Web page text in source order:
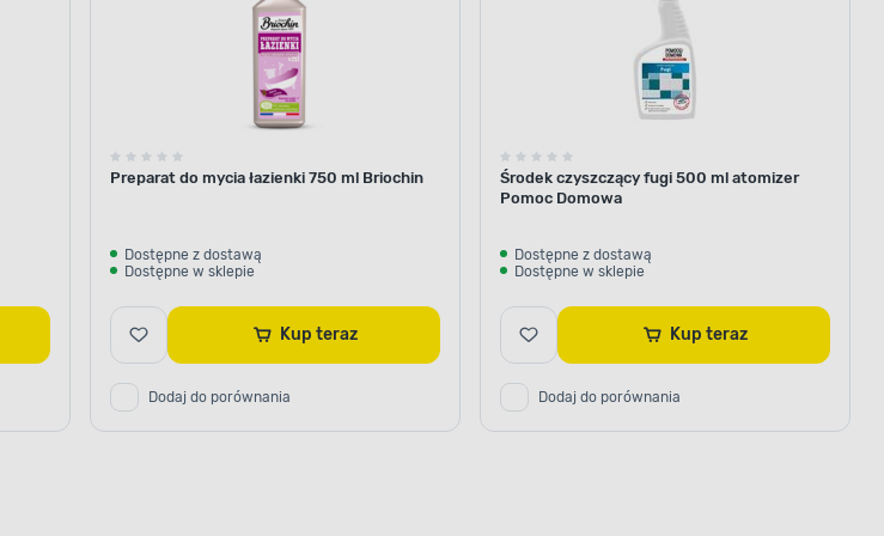
Preparat do mycia łazienki 750 ml Briochin
Dostępne z dostawą
Dostępne w sklepie
Kup teraz
Dodaj do porównania
Środek czyszczący fugi 500 ml atomizer
Pomoc Domowa
Dostępne z dostawą
Dostępne w sklepie
Kup teraz
Dodaj do porównania